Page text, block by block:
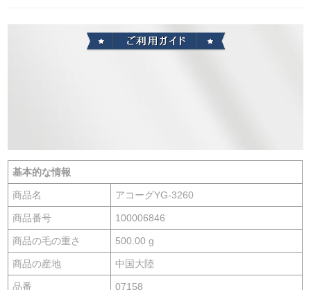
基本的な情報
商品名 アコーグYG-3260
商品番号 100006846
商品の毛の重さ 500.00 g
商品の産地 中国大陸
品番 07158